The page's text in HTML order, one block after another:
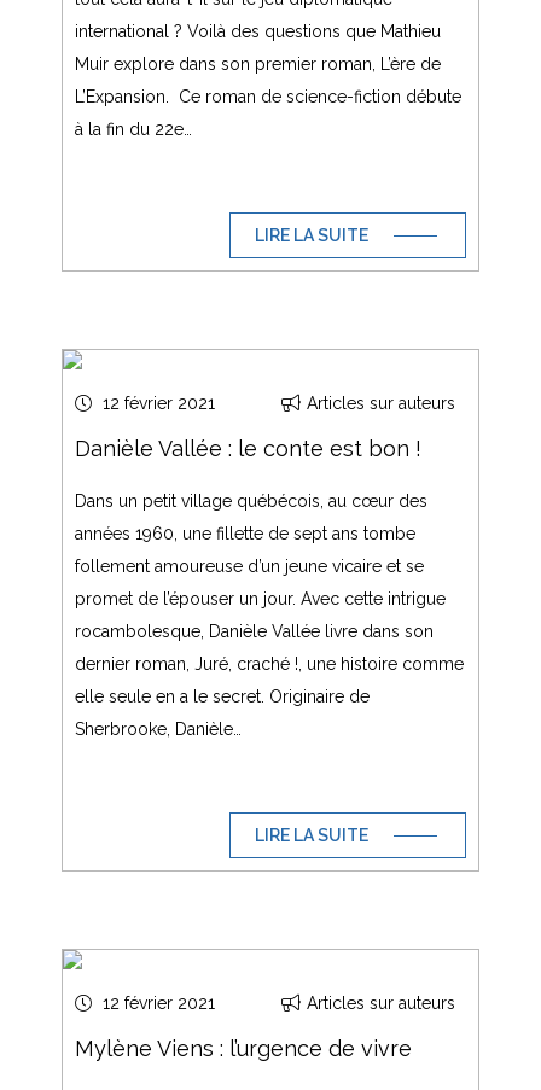
international ? Voilà des questions que Mathieu
Muir explore dans son premier roman, L’ère de
L’Expansion. Ce roman de science-fiction débute
à la fin du 22e…
LIRE LA SUITE
12 février 2021 Articles sur auteurs
Danièle Vallée : le conte est bon !
Dans un petit village québécois, au cœur des
années 1960, une fillette de sept ans tombe
follement amoureuse d’un jeune vicaire et se
promet de l’épouser un jour. Avec cette intrigue
rocambolesque, Danièle Vallée livre dans son
dernier roman, Juré, craché !, une histoire comme
elle seule en a le secret. Originaire de
Sherbrooke, Danièle…
LIRE LA SUITE
12 février 2021 Articles sur auteurs
Mylène Viens : l’urgence de vivre